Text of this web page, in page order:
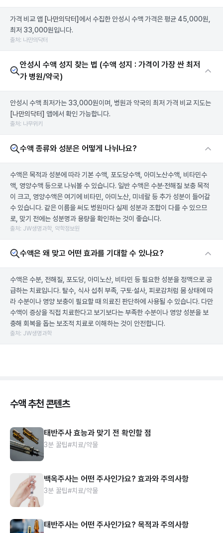
가격 비교 앱 [나만의닥터] 에서 수집한 안성시 수액 가격은 평균 45,000원,
최저 33,000원입니다.
출처: 나만의닥터
안성시 수액 성지 찾는 법 (수액 성지 : 가격이 가장 싼 최저
가 병원/약국)
안성시 수액 최저가는 33,000원이며, 병원과 약국의 최저 가격 비교 지도는
[나만의닥터] 앱에서 확인 가능합니다.
출처: 나무위키
수액 종류와 성분은 어떻게 나뉘나요?
수액은 목적과 성분에 따라 기본 수액, 포도당수액, 아미노산수액, 비타민수
액, 영양수액 등으로 나눠볼 수 있습니다. 일반 수액은 수분·전해질 보충 목적
이 크고, 영양수액은 여기에 비타민, 아미노산, 미네랄 등 추가 성분이 들어갈
수 있습니다. 같은 이름을 써도 병원마다 실제 성분과 조합이 다를 수 있으므
로, 맞기 전에는 성분명과 용량을 확인하는 것이 좋습니다.
출처: JW생명과학, 약학정보원
수액은 왜 맞고 어떤 효과를 기대할 수 있나요?
수액은 수분, 전해질, 포도당, 아미노산, 비타민 등 필요한 성분을 정맥으로 공
급하는 치료입니다. 탈수, 식사 섭취 부족, 구토·설사, 피로감처럼 몸 상태에 따
라 수분이나 영양 보충이 필요할 때 의료진 판단하에 사용될 수 있습니다. 다만
수액이 증상을 직접 치료한다고 보기보다는 부족한 수분이나 영양 성분을 보
충해 회복을 돕는 보조적 치료로 이해하는 것이 안전합니다.
출처: JW생명과학
수액 추천 콘텐츠
태반주사 효능과 맞기 전 확인할 점
3분 꿀팁#치료/약물
백옥주사는 어떤 주사인가요? 효과와 주의사항
3분 꿀팁#치료/약물
태반주사는 어떤 주사인가요? 목적과 주의사항